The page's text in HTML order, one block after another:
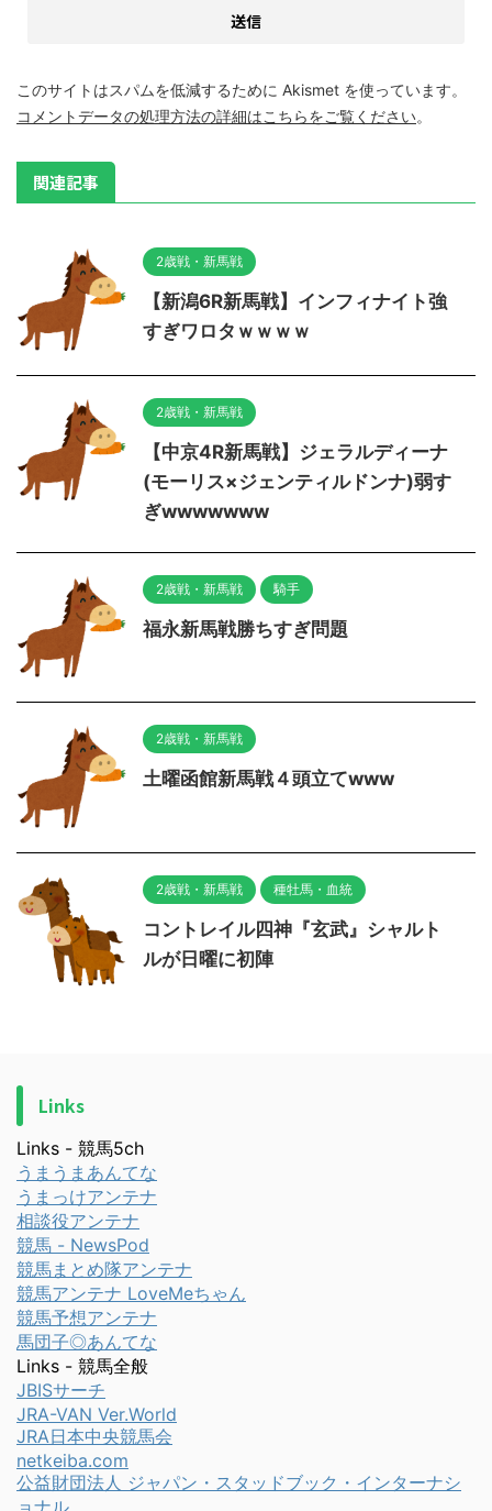
このサイトはスパムを低減するために Akismet を使っています。
コメントデータの処理方法の詳細はこちらをご覧ください。
関連記事
2歳戦・新馬戦
【新潟6R新馬戦】インフィナイト強
すぎワロタｗｗｗｗ
2歳戦・新馬戦
【中京4R新馬戦】ジェラルディーナ
(モーリス×ジェンティルドンナ)弱す
ぎwwwwwww
2歳戦・新馬戦 騎手
福永新馬戦勝ちすぎ問題
2歳戦・新馬戦
土曜函館新馬戦４頭立てwww
2歳戦・新馬戦 種牡馬・血統
コントレイル四神『玄武』シャルト
ルが日曜に初陣
Links
Links - 競馬5ch
うまうまあんてな
うまっけアンテナ
相談役アンテナ
競馬 - NewsPod
競馬まとめ隊アンテナ
競馬アンテナ LoveMeちゃん
競馬予想アンテナ
馬団子◎あんてな
Links - 競馬全般
JBISサーチ
JRA-VAN Ver.World
JRA日本中央競馬会
netkeiba.com
公益財団法人 ジャパン・スタッドブック・インターナシ